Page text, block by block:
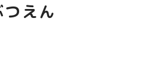
えん